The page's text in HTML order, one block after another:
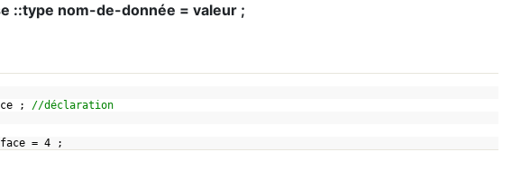
::type nom-de-donnée = valeur ;
; //déclaration
= 4 ;